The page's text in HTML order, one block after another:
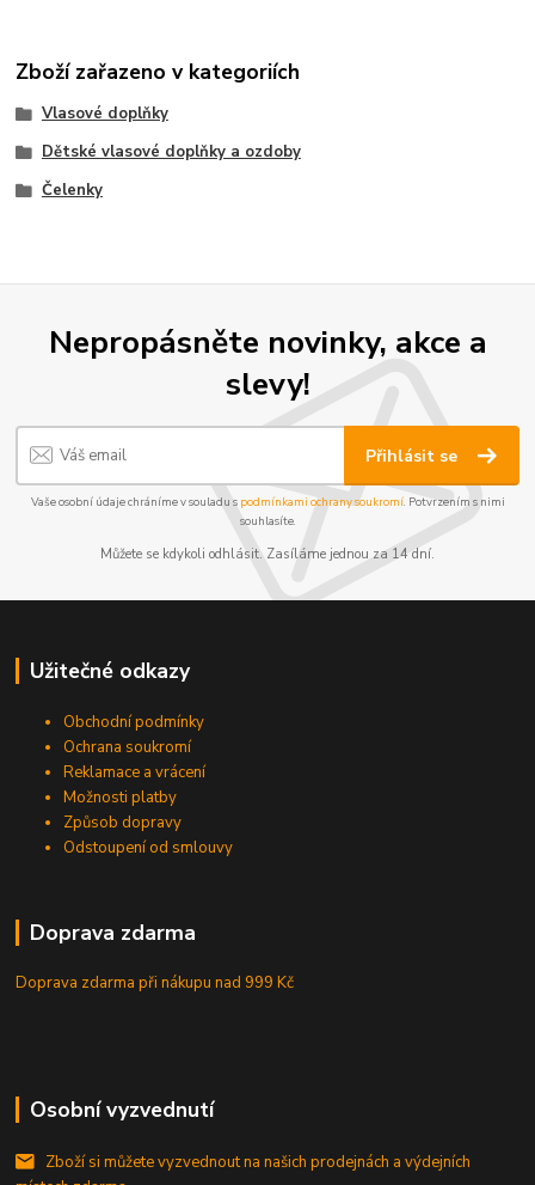
Zboží zařazeno v kategoriích
Vlasové doplňky
Dětské vlasové doplňky a ozdoby
Čelenky
Nepropásněte novinky, akce a
slevy!
Přihlásit se
Vaše osobní údaje chráníme v souladu s podmínkami ochrany soukromí. Potvrzením s nimi
souhlasíte.
Můžete se kdykoli odhlásit. Zasíláme jednou za 14 dní.
Užitečné odkazy
Obchodní podmínky
Ochrana soukromí
Reklamace a vrácení
Možnosti platby
Způsob dopravy
Odstoupení od smlouvy
Doprava zdarma
Doprava zdarma při nákupunad 999 Kč
Osobní vyzvednutí
Zboží si můžete vyzvednout na našich prodejnách a výdejních